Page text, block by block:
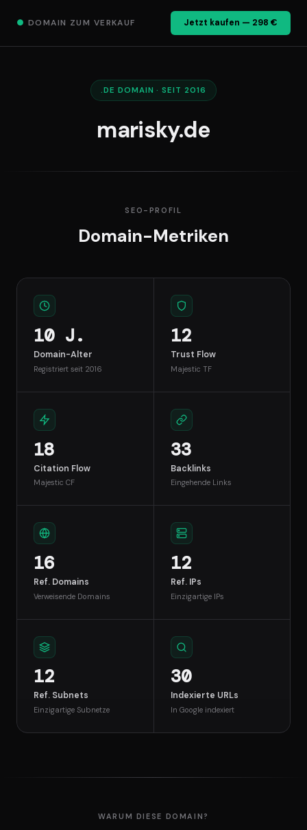
● DOMAIN ZUM VERKAUF Jetzt kaufen — 298 €
.DE DOMAIN · SEIT 2016
marisky.de
SEO-PROFIL
Domain-Metriken
10 J.
Domain-Alter
Registriert seit 2016
12
Trust Flow
Majestic TF
18
Citation Flow
Majestic CF
33
Backlinks
Eingehende Links
16
Ref. Domains
Verweisende Domains
12
Ref. IPs
Einzigartige IPs
12
Ref. Subnets
Einzigartige Subnetze
30
Indexierte URLs
In Google indexiert
WARUM DIESE DOMAIN?